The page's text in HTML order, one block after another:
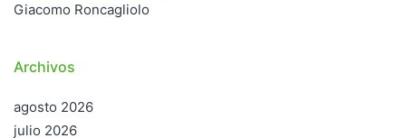
Giacomo Roncagliolo
Archivos
agosto 2026
julio 2026